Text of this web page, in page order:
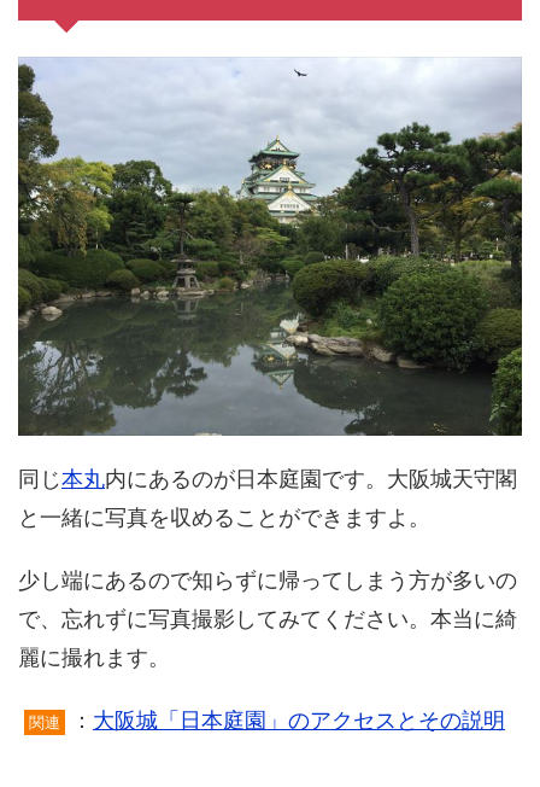
同じ本丸内にあるのが日本庭園です。大阪城天守閣
と一緒に写真を収めることができますよ。
少し端にあるので知らずに帰ってしまう方が多いの
で、忘れずに写真撮影してみてください。本当に綺
麗に撮れます。
関連 ： 大阪城「日本庭園」のアクセスとその説明